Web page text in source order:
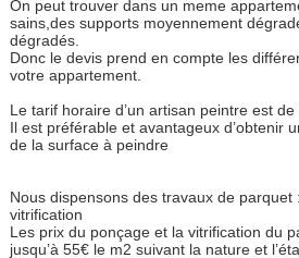
On peut trouver dans un meme
sains,des supports moyennement
dégradés.
Donc le devis prend en compte les
votre appartement.
Le tarif horaire d’un artisan peintre est de
Il est préférable et avantageux d’obtenir
de la surface à peindre
Nous dispensons des travaux de parquet
vitrification
Les prix du ponçage et la vitrification du
jusqu’à 55€ le m2 suivant la nature et